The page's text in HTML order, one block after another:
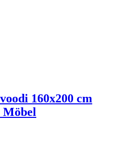
160x200 cm
Möbel